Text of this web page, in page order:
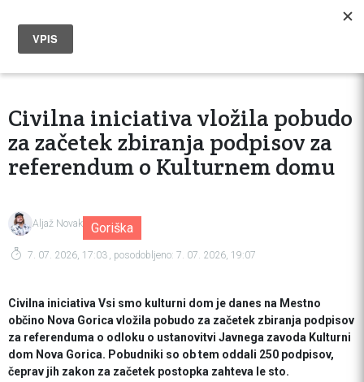
Civilna iniciativa vložila pobudo
za začetek zbiranja podpisov za
referendum o Kulturnem domu
Aljaž Novak Goriška
7. 07. 2026, 17:03 , posodobljeno: 7. 07. 2026, 19:07
Civilna iniciativa Vsi smo kulturni dom je danes na Mestno
občino Nova Gorica vložila pobudo za začetek zbiranja podpisov
za referenduma o odloku o ustanovitvi Javnega zavoda Kulturni
dom Nova Gorica. Pobudniki so ob tem oddali 250 podpisov,
čeprav jih zakon za začetek postopka zahteva le sto.